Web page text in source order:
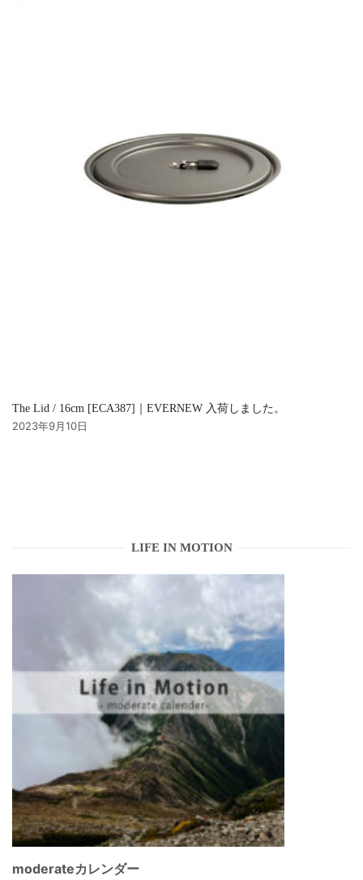
The Lid / 16cm [ECA387]｜EVERNEW 入荷しました。
2023年9月10日
LIFE IN MOTION
moderateカレンダー